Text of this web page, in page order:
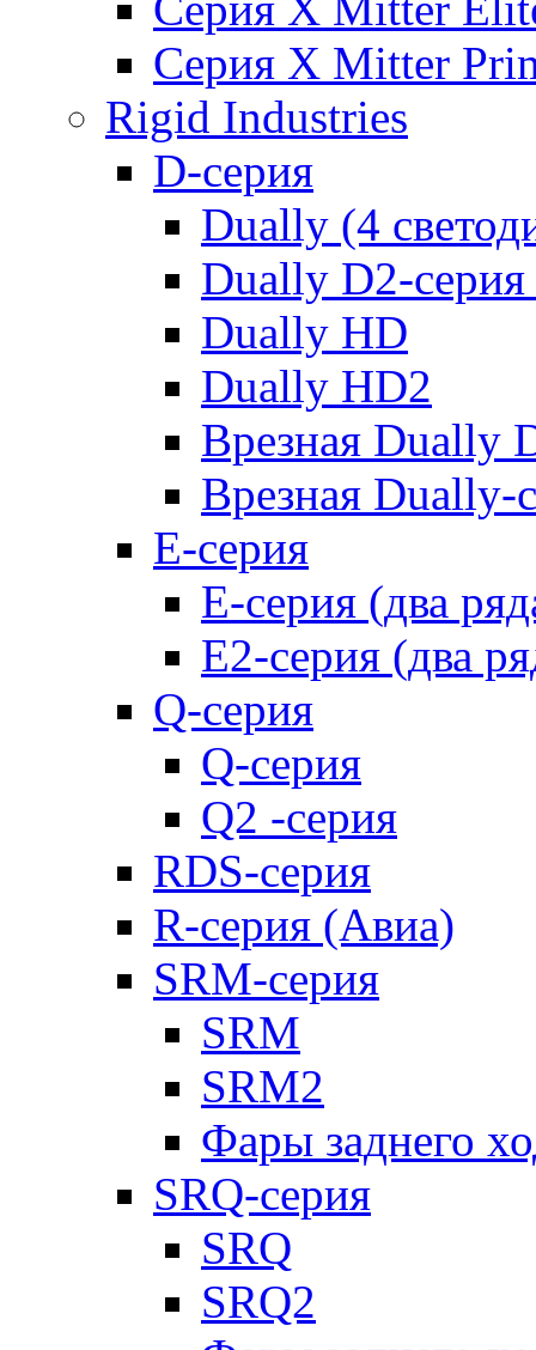
Серия X Mitter
Rigid Industries
D-серия
Dually (4
Dually D2-серия
Dually HD
Dually HD2
Врезная Dually
Врезная Dually-
E-серия
E-серия (два
E2-серия (два
Q-серия
Q-серия
Q2 -серия
RDS-серия
R-серия (Авиа)
SRM-серия
SRM
SRM2
Фары заднего
SRQ-серия
SRQ
SRQ2